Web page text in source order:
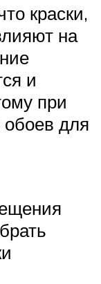
краски,
на
и
при
обоев для